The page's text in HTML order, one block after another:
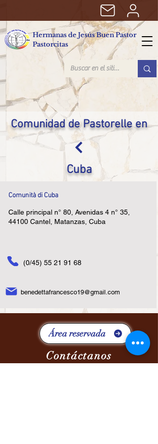
Hermanas de Jesús Buen Pastor
Pastorcitas
Comunidad de Pastorelle en
Cuba
Comunità di Cuba
Calle principal n° 80, Avenidas 4 n° 35,
44100 Cantel, Matanzas, Cuba
(0/45) 55 21 91 68
benedettafrancesco19@gmail.com
Área reservada
Contáctanos